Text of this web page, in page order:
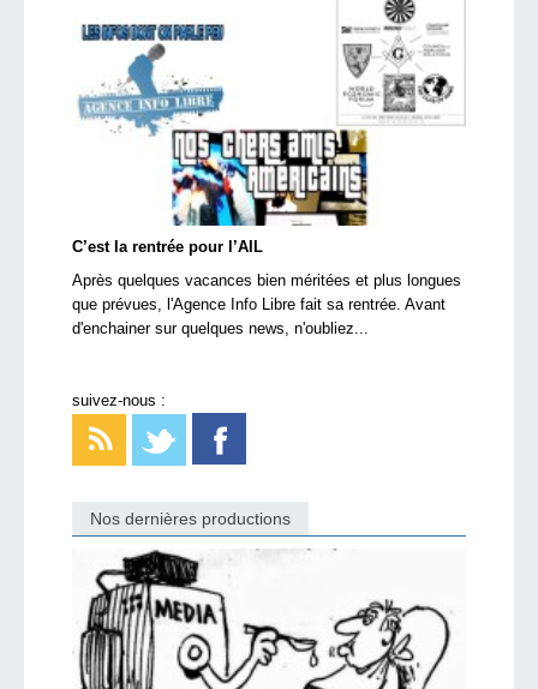
C’est la rentrée pour l’AIL
Après quelques vacances bien méritées et plus longues
que prévues, l'Agence Info Libre fait sa rentrée. Avant
d'enchainer sur quelques news, n'oubliez...
suivez-nous :
Nos dernières productions